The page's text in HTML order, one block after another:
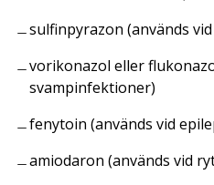
sulfinpyrazon (används
vorikonazol eller
svampinfektioner)
fenytoin (används vid
amiodaron (används vid